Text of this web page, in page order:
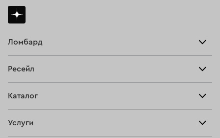
Ломбард
Тарифы
Ресейл
Купить
Каталог
Услуги